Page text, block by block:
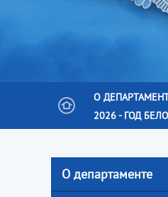
О
2026 - ГОД
О департаменте